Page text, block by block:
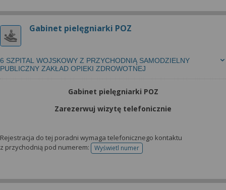
Gabinet pielęgniarki POZ
6 SZPITAL WOJSKOWY Z PRZYCHODNIĄ SAMODZIELNY
PUBLICZNY ZAKŁAD OPIEKI ZDROWOTNEJ
Gabinet pielęgniarki POZ
Zarezerwuj wizytę telefonicznie
Rejestracja do tej poradni wymaga telefonicznego kontaktu
z przychodnią pod numerem:
Wyświetl numertelefonu do rejestracji